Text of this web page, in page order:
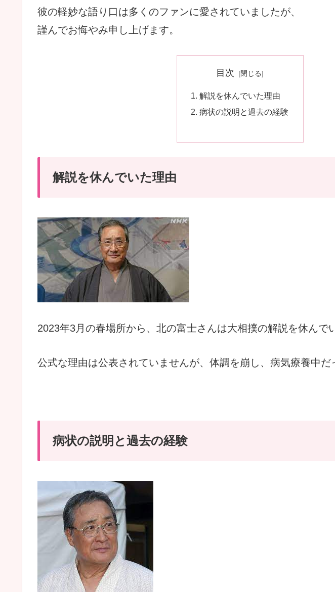
彼の軽妙な語り口は多くのファンに愛されていましたが、
謹んでお悔やみ申し上げます。
目次
解説を休んでいた理由
病状の説明と過去の経験
解説を休んでいた理由
2023年3月の春場所から、北の富士さんは大相撲の解説を休んで
公式な理由は公表されていませんが、体調を崩し、病気療養中だ
病状の説明と過去の経験